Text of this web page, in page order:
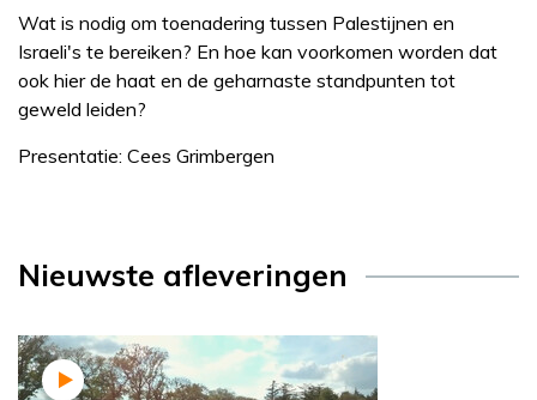
Wat is nodig om toenadering tussen Palestijnen en
Israeli's te bereiken? En hoe kan voorkomen worden dat
ook hier de haat en de geharnaste standpunten tot
geweld leiden?
Presentatie: Cees Grimbergen
Nieuwste afleveringen